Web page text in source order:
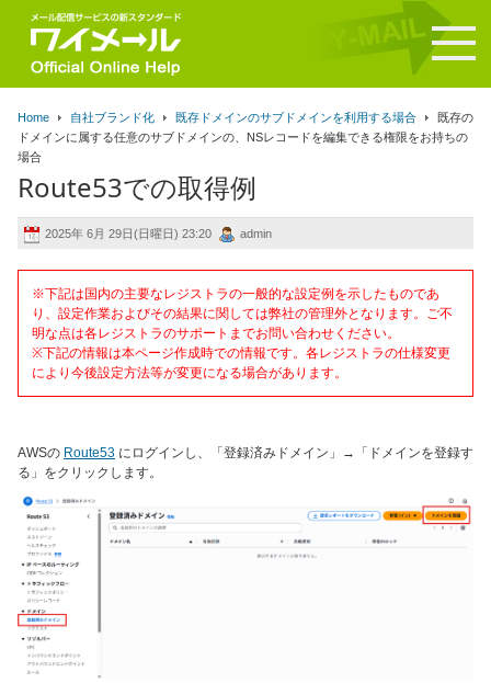
Home 自社ブランド化 既存ドメインのサブドメインを利用する場合
既存の
ドメインに属する任意のサブドメインの、NSレコードを編集できる権限をお持ちの
場合
Route53での取得例
2025年 6月 29日(日曜日) 23:20 admin
※下記は国内の主要なレジストラの一般的な設定例を示したものであ
り、設定作業およびその結果に関しては弊社の管理外となります。ご不
明な点は各レジストラのサポートまでお問い合わせください。
※下記の情報は本ページ作成時での情報です。各レジストラの仕様変更
により今後設定方法等が変更になる場合があります。
AWSの Route53 にログインし、「登録済みドメイン」→「ドメインを登録す
る」をクリックします。